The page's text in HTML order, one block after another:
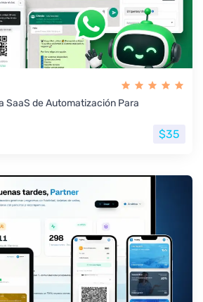
SaaS de Automatización Para
$35